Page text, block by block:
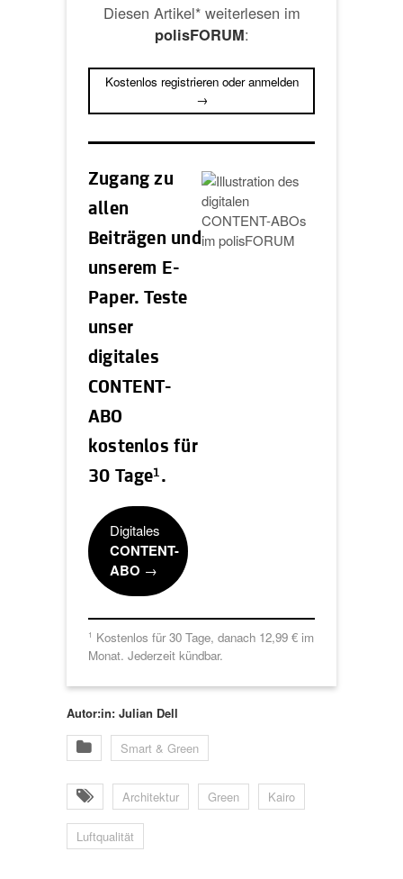
Diesen Artikel* weiterlesen im
polisFORUM:
Kostenlos registrieren oder anmelden
→
Zugang zu
allen
Beiträgen und
unserem E-
Paper. Teste
unser
digitales
CONTENT-
ABO
kostenlos für
30 Tage1 .
Digitales
CONTENT-
ABO →
1 Kostenlos für 30 Tage, danach 12,99 € im
Monat. Jederzeit kündbar.
Autor:in: Julian Dell
Smart & Green
Architektur Green Kairo
Luftqualität